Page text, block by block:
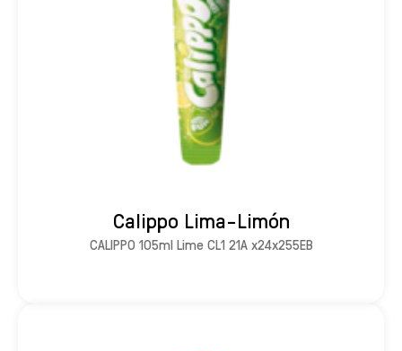
Calippo Lima-Limón
CALIPPO 105ml Lime CL1 21A x24x255EB